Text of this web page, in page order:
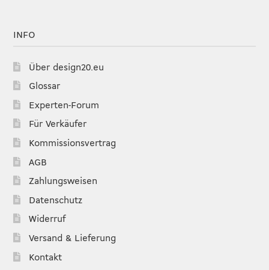
INFO
Über design20.eu
Glossar
Experten-Forum
Für Verkäufer
Kommissionsvertrag
AGB
Zahlungsweisen
Datenschutz
Widerruf
Versand & Lieferung
Kontakt